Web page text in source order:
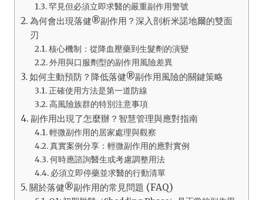
罕見但必須立即求醫的嚴重副作用警號
為何會出現落健®副作用？深入剖析米諾地爾的雙面
刃
核心機制：從降血壓藥到生髮劑的演變
外用與口服劑型的副作用風險差異
如何主動預防？降低落健®副作用風險的關鍵策略
正確使用方法是第一道防線
高風險族群的特別注意事項
副作用出現了怎麼辦？智慧管理與應對指南
輕微副作用的居家處理與觀察
真實案例分享：輕微副作用的應對實例
何時應諮詢醫生或考慮調整用法
必須立即停藥並求醫的行動清單
關於落健®副作用的常見問題 (FAQ)